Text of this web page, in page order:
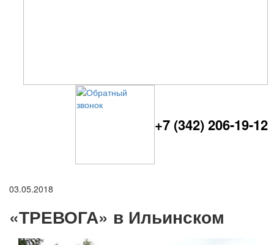
+7 (342) 206-19-12
03.05.2018
«ТРЕВОГА» в Ильинском